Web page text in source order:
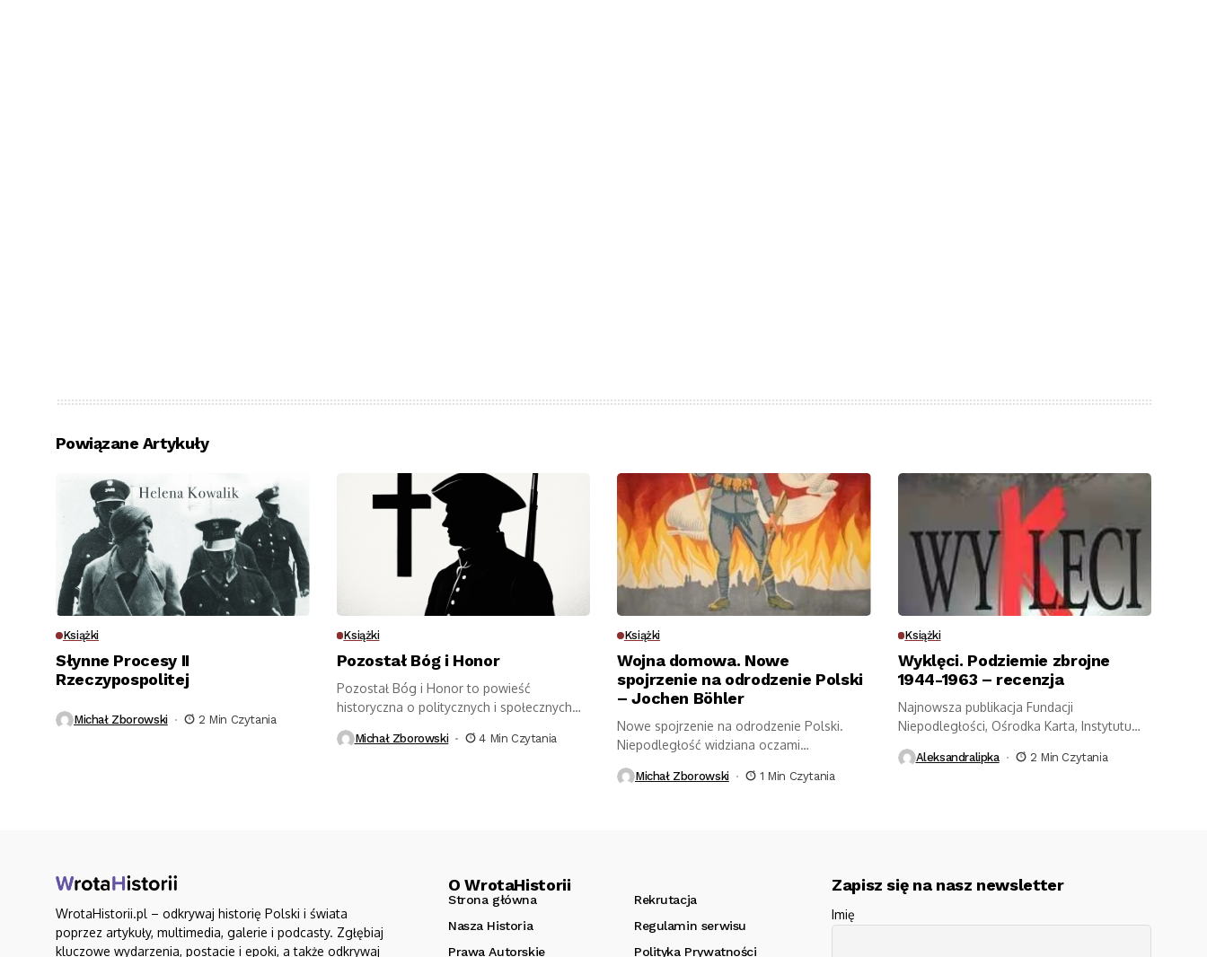
Powiązane Artykuły
Książki
Słynne Procesy II
Rzeczypospolitej
Michał Zborowski 2 Min Czytania
Książki
Pozostał Bóg i Honor
Pozostał Bóg i Honor to powieść
historyczna o politycznych i społecznych
Michał Zborowski 4 Min Czytania
Książki
Wojna domowa. Nowe
spojrzenie na odrodzenie Polski
– Jochen Böhler
Nowe spojrzenie na odrodzenie Polski.
Niepodległość widziana oczami
Michał Zborowski 1 Min Czytania
Książki
Wyklęci. Podziemie zbrojne
1944-1963 – recenzja
Najnowsza publikacja Fundacji
Niepodległości, Ośrodka Karta, Instytutu
Powstania...
Aleksandralipka 2 Min Czytania
WrotaHistorii.pl – odkrywaj historię Polski i świata
poprzez artykuły, multimedia, galerie i podcasty. Zgłębiaj
kluczowe wydarzenia, postacie i epoki, a także odkrywaj
O WrotaHistorii
Strona główna
Rekrutacja
Nasza Historia
Regulamin serwisu
Prawa Autorskie
Polityka Prywatności
Zapisz się na nasz newsletter
Imię